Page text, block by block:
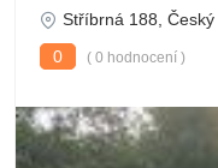
Stříbrná 188, Český
0
( 0 hodnocení )